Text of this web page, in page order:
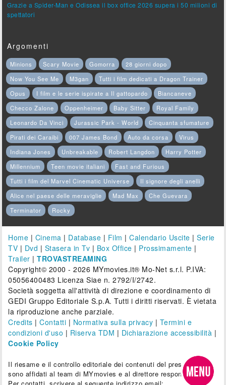
Grazie a Spider-Man e Odissea il box office 2026 supera i 50 milioni di
spettatori
Argomenti
Minions Scary Movie Gomorra
28 giorni dopo
Now You See Me
M3gan
Tutti i film dedicati a Dragon Trainer
Opus
I film e le serie ispirate a Il gattopardo
Biancaneve
Checco Zalone
Oppenheimer Baby Sitter
Royal Family
Leonardo Da Vinci
Jurassic Park - World
Cinquanta sfumature
Pirati dei Caraibi
007 James Bond Auto da corsa
Virus
Indiana Jones
Unbreakable Robert Langdon
Harry Potter
Millennium
Teen movie italiani
Fast and Furious
Tutti i film del Marvel Cinematic Universe
Il signore degli anelli
Alice nel paese delle meraviglie
Mad Max
Che Guevara
Terminator
Rocky
Home | Cinema | Database | Film |Calendario Uscite |Serie
TV | Dvd | Stasera in Tv | Box Office | Prossimamente |
Trailer |TROVASTREAMING
Copyright© 2000 - 2026 MYmovies.it® Mo-Net s.r.l. P.IVA:
05056400483 Licenza Siae n. 2792/I/2742.
Società soggetta all'attività di direzione e coordinamento di
GEDI Gruppo Editoriale S.p.A. Tutti i diritti riservati. È vietata
la riproduzione anche parziale.
Credits |Contatti | Normativa sulla privacy | Termini e
condizioni d'uso | Riserva TDM | Dichiarazione accessibilità |
Cookie Policy
Il riesame e il controllo editoriale dei contenuti del presente sito
sono affidati al team di MYmovies e al direttore responsabile.